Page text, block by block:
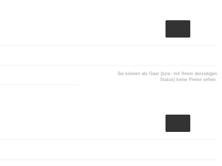
Sie können als Gast (bzw. mit Ihrem derzeitigen
Status) keine Preise sehen.